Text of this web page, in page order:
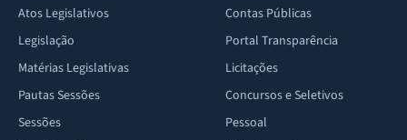
Atos Legislativos
Legislação
Matérias Legislativas
Pautas Sessões
Sessões
Contas Públicas
Portal Transparência
Licitações
Concursos e Seletivos
Pessoal